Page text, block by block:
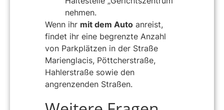
nehmen.
Wenn ihr mit dem Auto anreist,
findet ihr eine begrenzte Anzahl
von Parkplätzen in der Straße
Marienglacis, Pöttcherstraße,
Hahlerstraße sowie den
angrenzenden Straßen.